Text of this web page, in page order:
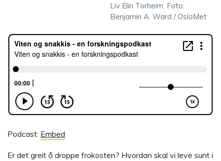
Liv Elin Torheim. Foto:
Benjamin A. Ward / OsloMet
Podcast: Embed
Er det greit å droppe frokosten? Hvordan skal vi leve sunt i